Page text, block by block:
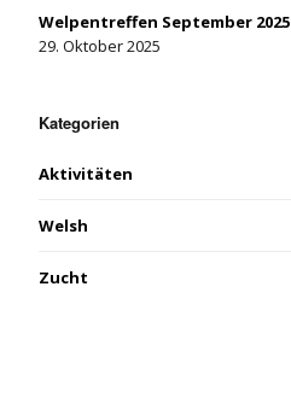
Welpentreffen September 2025
29. Oktober 2025
Kategorien
Aktivitäten
Welsh
Zucht